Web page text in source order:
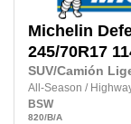
Michelin
245/70R17
SUV/Camión
All-Season /
BSW
820/B/A